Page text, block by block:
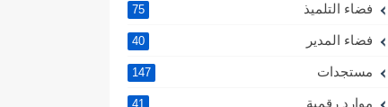
فضاء التلميذ 75
فضاء المدير 40
مستجدات 147
موارد رقمية 41